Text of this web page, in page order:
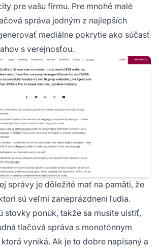
pre vašu firmu. Pre mnohé malé
správa jedným z najlepších
mediálne pokrytie ako súčasť
s verejnosťou.
správy je dôležité mať na pamäti, že
sú veľmi zaneprázdnení ľudia.
stovky ponúk, takže sa musíte uistiť,
tlačová správa s monotónnym
vyniká. Ak je to dobre napísaný a